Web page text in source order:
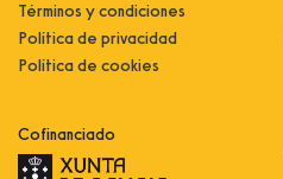
Términos y condiciones
Política de privacidad
Política de cookies
Cofinanciado